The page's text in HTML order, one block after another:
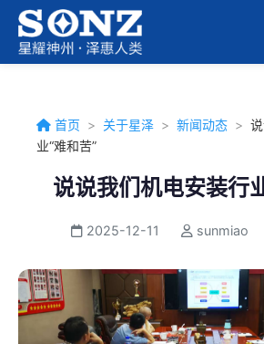
首页 > 关于星泽 > 新闻动态 >
业“难和苦”
说说我们机电安装行
2025-12-11 sunmiao